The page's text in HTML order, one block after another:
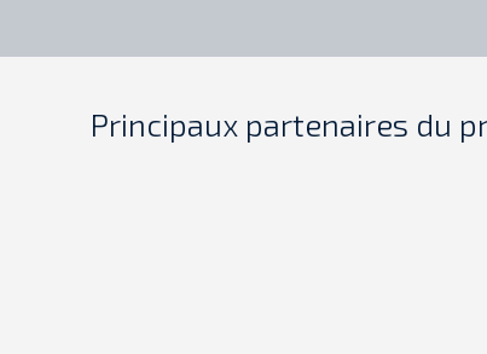
Principaux partenaires du